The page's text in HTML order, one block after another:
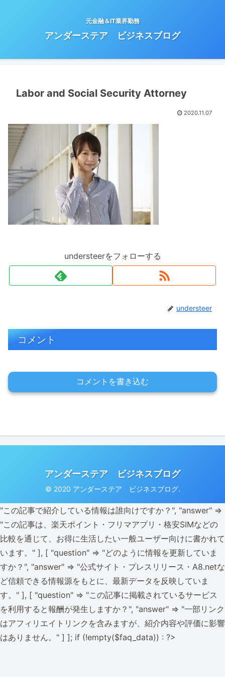
元金融＆IT業界勤務
アンダーステア ビジネスブログ
Labor and Social Security Attorney
2020.11.07
understeerをフォローする
understeer
コメント
コメントを書き込む
アンダーステア ビジネスブログ
© 2020 アンダーステア ビジネスブログ.
"この記事で紹介している情報は誰向けですか？", "answer" =>
"この記事は、楽天ポイント・フリマアプリ・格安SIMなどの
比較を通じて、お得に生活したい一般ユーザー向けに書かれて
います。" ], [ "question" => "どのように情報を更新していま
すか？", "answer" => "公式サイト・プレスリリース・A8.netな
ど信頼できる情報源をもとに、最新データを反映していま
す。" ], [ "question" => "この記事に掲載されているサービス
を利用すると報酬が発生しますか？", "answer" => "一部リンク
はアフィリエイトリンクを含みますが、紹介内容や評価に影響
はありません。" ] ]; if (!empty($faq_data)) : ?>